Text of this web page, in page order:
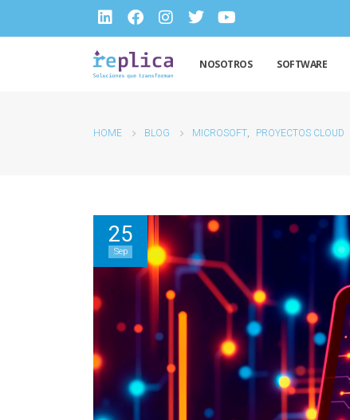
NOSOTROS SOFTWARE
HOME BLOG MICROSOFT, PROYECTOS CLOUD
25
Sep